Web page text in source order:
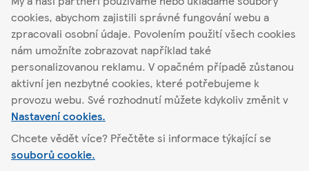
cookies, abychom zajistili správné fungování webu a
zpracovali osobní údaje. Povolením použití všech cookies
nám umožníte zobrazovat například také
personalizovanou reklamu. V opačném případě zůstanou
aktivní jen nezbytné cookies, které potřebujeme k
provozu webu. Své rozhodnutí můžete kdykoliv změnit v
Nastavení cookies.
Chcete vědět více? Přečtěte si informace týkající se
souborů cookie.
Zavřeno-Otevírá v 07:00Pátek
Podrobnosti o
obchodu
Akční nabídka
Tišnov